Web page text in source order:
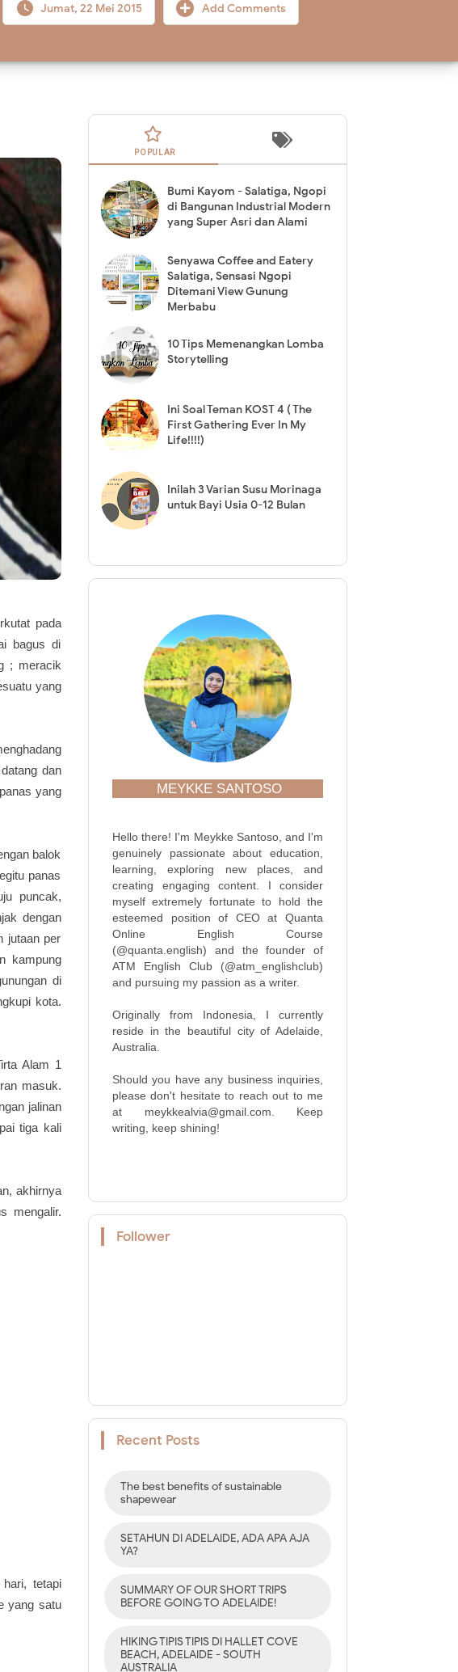
Add Comments
 Jumat, 22 Mei 2015
pada
bagus di
; meracik
yang
dan
yang
balok
panas
puncak,
dengan
jutaan per
kampung
di
kota.
Alam 1
masuk.
jalinan
tiga kali
akhirnya
mengalir.
tetapi
yang satu
POPULAR
Bumi Kayom - Salatiga, Ngopi
di Bangunan Industrial Modern
yang Super Asri dan Alami
Senyawa Coffee and Eatery
Salatiga, Sensasi Ngopi
Ditemani View Gunung
Merbabu
10 Tips Memenangkan Lomba
Storytelling
Ini Soal Teman KOST 4 ( The
First Gathering Ever In My
Life!!!!)
Inilah 3 Varian Susu Morinaga
untuk Bayi Usia 0-12 Bulan
MEYKKE SANTOSO
Hello there! I'm Meykke Santoso, and I'm
genuinely passionate about education,
learning, exploring new places, and
creating engaging content. I consider
myself extremely fortunate to hold the
esteemed position of CEO at Quanta
Online English Course
(@quanta.english) and the founder of
ATM English Club (@atm_englishclub)
and pursuing my passion as a writer.
Originally from Indonesia, I currently
reside in the beautiful city of Adelaide,
Australia.
Should you have any business inquiries,
please don't hesitate to reach out to me
at meykkealvia@gmail.com. Keep
writing, keep shining!
Follower
Recent Posts
The best benefits of sustainable
shapewear
SETAHUN DI ADELAIDE, ADA APA AJA
YA?
SUMMARY OF OUR SHORT TRIPS
BEFORE GOING TO ADELAIDE!
HIKING TIPIS TIPIS DI HALLET COVE
BEACH, ADELAIDE - SOUTH
AUSTRALIA